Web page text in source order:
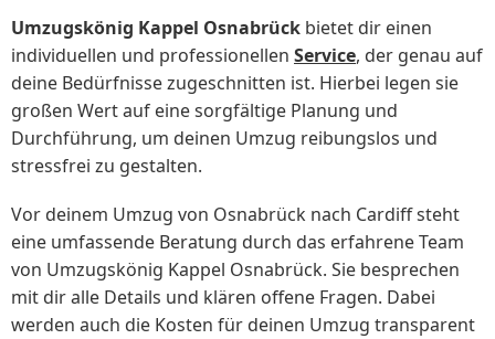
Umzugskönig Kappel Osnabrück bietet dir einen
individuellen und professionellen Service, der genau auf
deine Bedürfnisse zugeschnitten ist. Hierbei legen sie
großen Wert auf eine sorgfältige Planung und
Durchführung, um deinen Umzug reibungslos und
stressfrei zu gestalten.
Vor deinem Umzug von Osnabrück nach Cardiff steht
eine umfassende Beratung durch das erfahrene Team
von Umzugskönig Kappel Osnabrück. Sie besprechen
mit dir alle Details und klären offene Fragen. Dabei
werden auch die Kosten für deinen Umzug transparent